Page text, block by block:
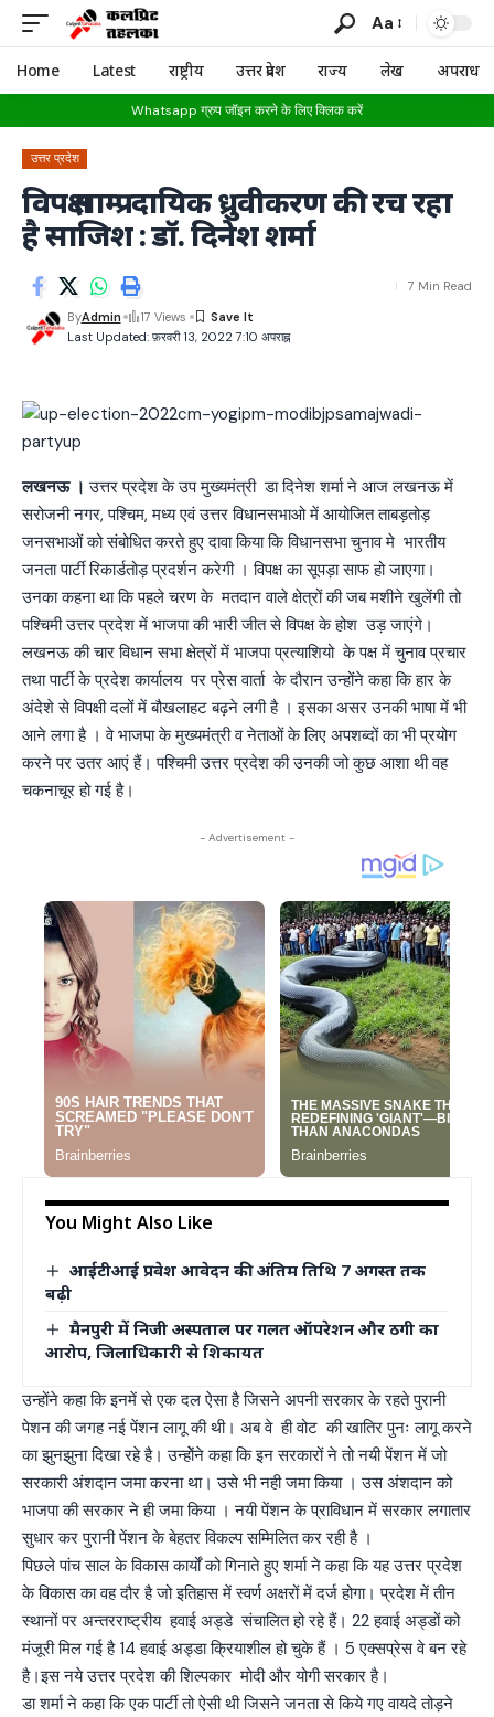
Aa
Home Latest राष्ट्रीय उत्तर प्रदेश राज्य लेख अपराध
Whatsapp ग्रुप जॉइन करने के लिए क्लिक करें
उत्तर प्रदेश
विपक्ष साम्प्रदायिक ध्रुवीकरण की रच रहा
है साजिश : डॉ. दिनेश शर्मा
Last Updated: फ़रवरी 13, 2022 7:10 अपराह्न
ByAdmin 17 Views
7 Min Read
लखनऊ । उत्तर प्रदेश के उप मुख्यमंत्री डा दिनेश शर्मा ने आज लखनऊ में
सरोजनी नगर, पश्चिम, मध्य एवं उत्तर विधानसभाओ में आयोजित ताबड़तोड़
जनसभाओं को संबोधित करते हुए दावा किया कि विधानसभा चुनाव मे भारतीय
जनता पार्टी रिकार्डतोड़ प्रदर्शन करेगी । विपक्ष का सूपड़ा साफ हो जाएगा।
उनका कहना था कि पहले चरण के मतदान वाले क्षेत्रों की जब मशीने खुलेंगी तो
पश्चिमी उत्तर प्रदेश में भाजपा की भारी जीत से विपक्ष के होश उड़ जाएंगे।
लखनऊ की चार विधान सभा क्षेत्रों में भाजपा प्रत्याशियो के पक्ष में चुनाव प्रचार
तथा पार्टी के प्रदेश कार्यालय पर प्रेस वार्ता के दौरान उन्होंने कहा कि हार के
अंदेशे से विपक्षी दलों में बौखलाहट बढ़ने लगी है । इसका असर उनकी भाषा में भी
आने लगा है । वे भाजपा के मुख्यमंत्री व नेताओं के लिए अपशब्दों का भी प्रयोग
करने पर उतर आएं हैं। पश्चिमी उत्तर प्रदेश की उनकी जो कुछ आशा थी वह
चकनाचूर हो गई है।
- Advertisement -
You Might Also Like
आईटीआई प्रवेश आवेदन की अंतिम तिथि 7 अगस्त तक
बढ़ी
मैनपुरी में निजी अस्पताल पर गलत ऑपरेशन और ठगी का
आरोप, जिलाधिकारी से शिकायत
उन्होंने कहा कि इनमें से एक दल ऐसा है जिसने अपनी सरकार के रहते पुरानी
पेशन की जगह नई पेंशन लागू की थी। अब वे ही वोट की खातिर पुनः लागू करने
का झुनझुना दिखा रहे है। उन्होेंने कहा कि इन सरकारों ने तो नयी पेंशन में जो
सरकारी अंशदान जमा करना था। उसे भी नही जमा किया । उस अंशदान को
भाजपा की सरकार ने ही जमा किया । नयी पेंशन के प्राविधान में सरकार लगातार
सुधार कर पुरानी पेंशन के बेहतर विकल्प सम्मिलित कर रही है ।
पिछले पांच साल के विकास कार्यों को गिनाते हुए शर्मा ने कहा कि यह उत्तर प्रदेश
के विकास का वह दौर है जो इतिहास में स्वर्ण अक्षरों में दर्ज होगा। प्रदेश में तीन
स्थानों पर अन्तरराष्ट्रीय हवाई अड्डे संचालित हो रहे हैं। 22 हवाई अड्डों को
मंजूरी मिल गई है 14 हवाई अड्डा क्रियाशील हो चुके हैं । 5 एक्सप्रेस वे बन रहे
है।इस नये उत्तर प्रदेश की शिल्पकार मोदी और योगी सरकार है।
डा शर्मा ने कहा कि एक पार्टी तो ऐसी थी जिसने जनता से किये गए वायदे तोड़ने